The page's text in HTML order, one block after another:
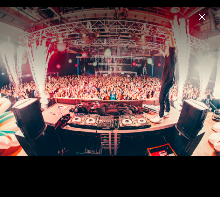
Menu
felix jaehn
Home News Musik Videos Termine Fotos
Felix Jaehn X Cascada